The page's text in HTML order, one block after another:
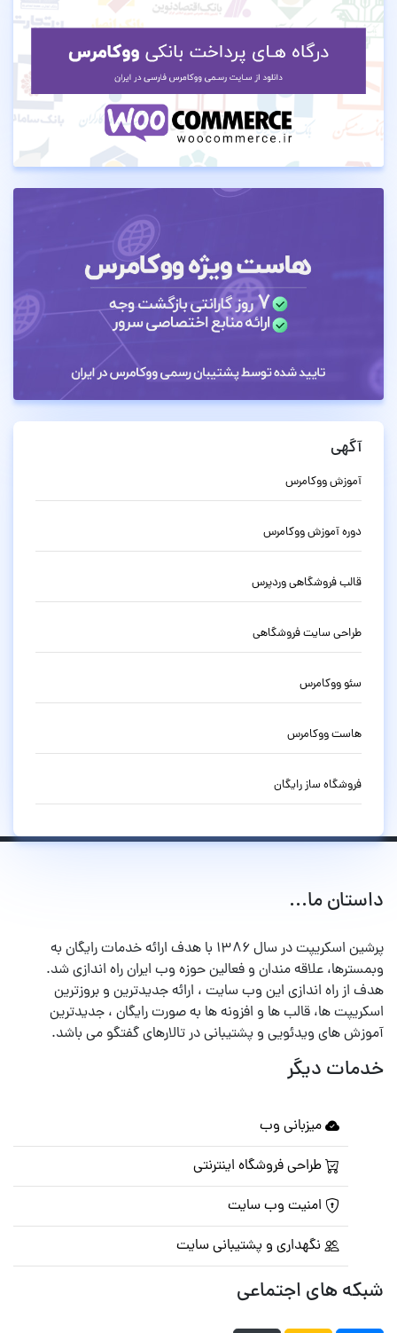
آگهی
آموزش ووکامرس
دوره آموزش ووکامرس
قالب فروشگاهی وردپرس
طراحی سایت فروشگاهی
سئو ووکامرس
هاست ووکامرس
فروشگاه ساز رایگان
داستان ما...
پرشین اسکریپت در سال ۱۳۸۶ با هدف ارائه خدمات رایگان به
وبمسترها، علاقه مندان و فعالین حوزه وب ایران راه اندازی شد.
هدف از راه اندازی این وب سایت ، ارائه جدیدترین و بروزترین
اسکریپت ها، قالب ها و افزونه ها به صورت رایگان ، جدیدترین
آموزش های ویدئویی و پشتیبانی در تالارهای گفتگو می باشد.
خدمات دیگر
میزبانی وب
طراحی فروشگاه اینترنتی
امنیت وب سایت
نگهداری و پشتیبانی سایت
شبکه های اجتماعی